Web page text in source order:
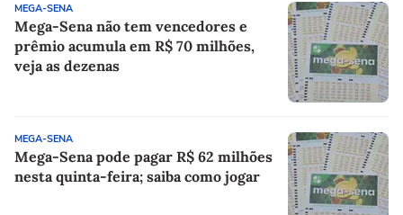
MEGA-SENA
Mega-Sena não tem vencedores e
prêmio acumula em R$ 70 milhões,
veja as dezenas
MEGA-SENA
Mega-Sena pode pagar R$ 62 milhões
nesta quinta-feira; saiba como jogar